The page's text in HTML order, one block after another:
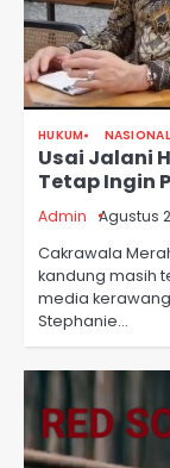
HUKUM NASIONAL
Usai Jalani
Tetap Ingin
Admin Agustus
Cakrawala
kandung masih
media
Stephanie…